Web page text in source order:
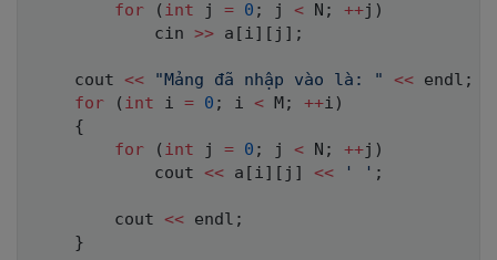
for
( int j = 0 ; j < N ; ++j )
            cin
>> a [i] [ j ] ;
    cout
<< "Mảng đã nhập vào là: " << endl ;
for
( int i = 0 ; i < M; ++i )
{
for
( int j = 0 ; j < N ; ++j )
            cout
<< a [i] [ j ] << ' ' ;
        cout
<< endl ;
}